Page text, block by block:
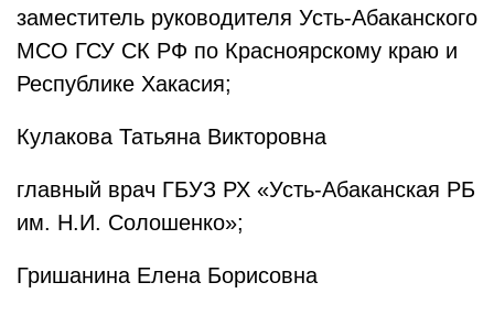
заместитель руководителя Усть-Абаканского
МСО ГСУ СК РФ по Красноярскому краю и
Республике Хакасия;
Кулакова Татьяна Викторовна
главный врач ГБУЗ РХ «Усть-Абаканская РБ
им. Н.И. Солошенко»;
Гришанина Елена Борисовна